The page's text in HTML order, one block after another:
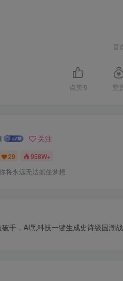
喜
点赞 5 赞
关注
29 958W+
将永远无法抓住梦想
千，AI黑科技一键生成史诗级国潮战